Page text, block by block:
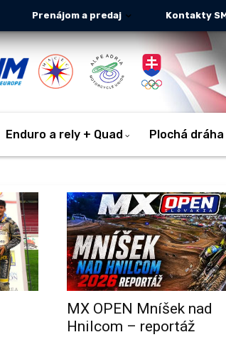
Prenájom a predaj Kontakty
Enduro a rely + Quad Plochá dráha
MX OPEN Mníšek nad
Hnilcom – reportáž